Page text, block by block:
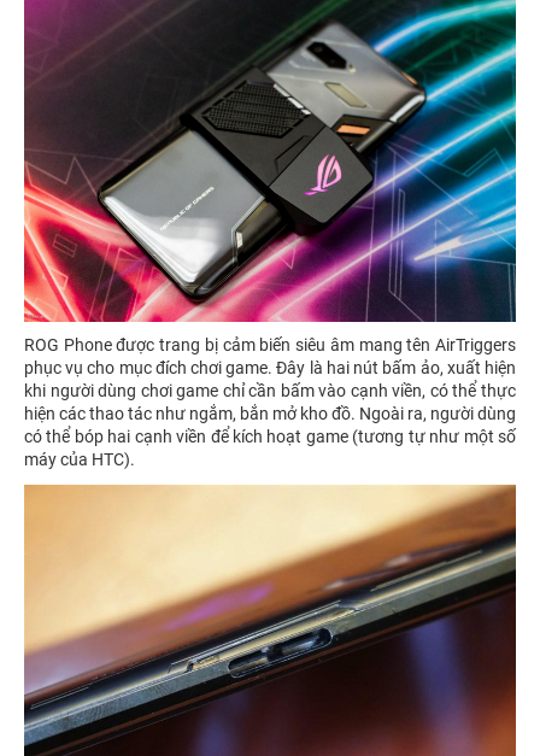
ROG Phone được trang bị cảm biến siêu âm mang tên AirTriggers
phục vụ cho mục đích chơi game. Đây là hai nút bấm ảo, xuất hiện
khi người dùng chơi game chỉ cần bấm vào cạnh viền, có thể thực
hiện các thao tác như ngắm, bắn mở kho đồ. Ngoài ra, người dùng
có thể bóp hai cạnh viền để kích hoạt game (tương tự như một số
máy của HTC).